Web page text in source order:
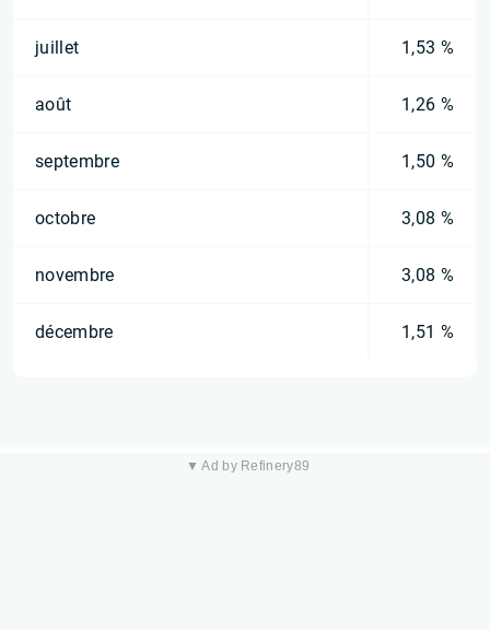
juillet 1,53 %
août 1,26 %
septembre 1,50 %
octobre 3,08 %
novembre 3,08 %
décembre 1,51 %
▼ Ad by Refinery89